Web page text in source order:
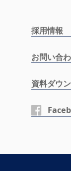
採用情報
お問い合
資料ダウ